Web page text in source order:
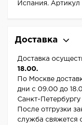
Испания. Артикул
Доставка
Доставка
18.00.
По Москве
дни с 09.00 до
Санкт-
После отгрузки
служба свяжется